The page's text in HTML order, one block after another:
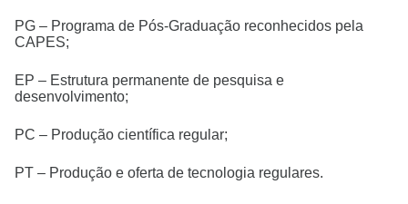
PG – Programa de Pós-Graduação reconhecidos pela
CAPES;
EP – Estrutura permanente de pesquisa e
desenvolvimento;
PC – Produção científica regular;
PT – Produção e oferta de tecnologia regulares.